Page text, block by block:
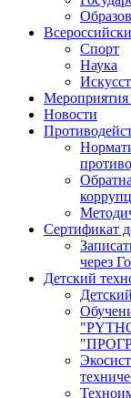
Спорт
Наука
Новости
Сертификат
через
Детский